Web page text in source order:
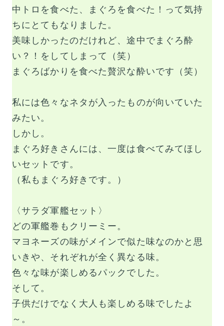
中トロを食べた、まぐろを食べた！って気持
ちにとてもなりました。
美味しかったのだけれど、途中でまぐろ酔
い？！をしてしまって（笑）
まぐろばかりを食べた贅沢な酔いです（笑）
私には色々なネタが入ったものが向いていた
みたい。
しかし。
まぐろ好きさんには、一度は食べてみてほし
いセットです。
（私もまぐろ好きです。）
〈サラダ軍艦セット〉
どの軍艦巻もクリーミー。
マヨネーズの味がメインで似た味なのかと思
いきや、それぞれが全く異なる味。
色々な味が楽しめるパックでした。
そして。
子供だけでなく大人も楽しめる味でしたよ
～。